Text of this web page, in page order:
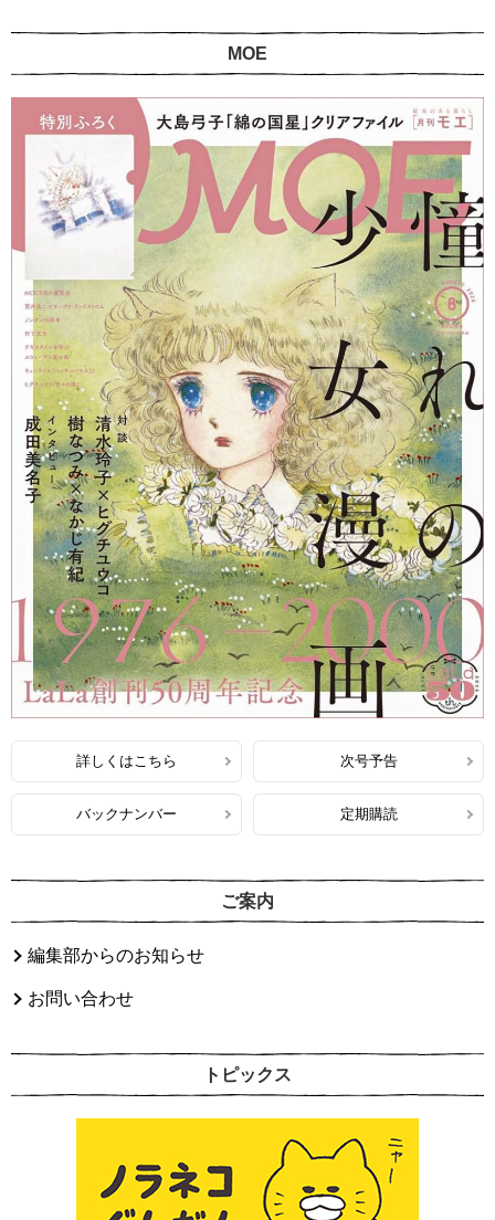
MOE
詳しくはこちら 次号予告
バックナンバー 定期購読
ご案内
編集部からのお知らせ
お問い合わせ
トピックス